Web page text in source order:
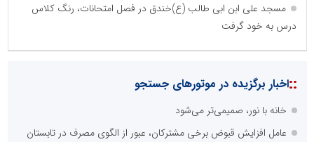
مسجد علی ابن ابی طالب (ع)خندق در فصل امتحانات، رنگ کلاس
درس به خود گرفت
::اخبار برگزیده در موتورهای جستجو
خانه با نور، صمیمی‌تر می‌شود
عامل افزایش قبوض برخی مشترکان، عبور از الگوی مصرف در تابستان